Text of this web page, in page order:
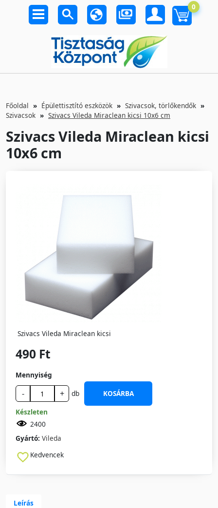
0
Főoldal Épülettisztító eszközök
Szivacsok, törlőkendők
Szivacsok
Szivacs Vileda Miraclean kicsi 10x6 cm
Szivacs Vileda Miraclean kicsi
10x6 cm
Szivacs Vileda Miraclean kicsi
490 Ft
Mennyiség
- + db
KOSÁRBA
Készleten
2400
Gyártó: Vileda
Kedvencek
Leírás